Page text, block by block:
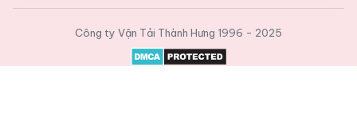
Công ty Vận Tải Thành Hưng 1996 - 2025